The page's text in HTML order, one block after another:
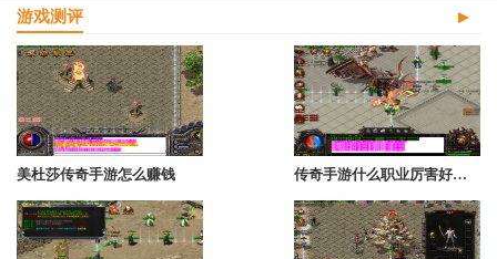
游戏测评
美杜莎传奇手游怎么赚钱 传奇手游什么职业厉害好玩点啊